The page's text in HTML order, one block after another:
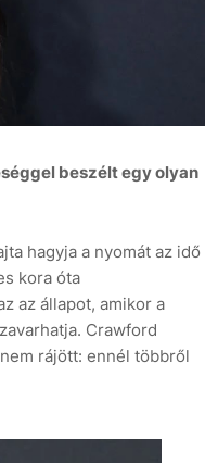
beszélt egy olyan
hagyja a nyomát az idő
kora óta
az állapot, amikor a
Crawford
rájött: ennél többről
aug